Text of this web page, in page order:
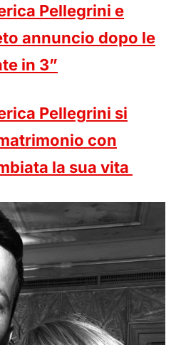
Pellegrini e
annuncio dopo le
in 3”
Pellegrini si
con
la sua vita